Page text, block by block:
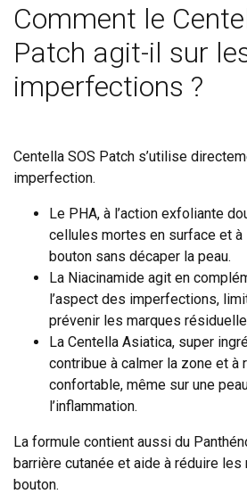
Comment le
Patch agit-il sur
imperfections ?
Centella SOS Patch s’utilise
imperfection.
Le PHA, à l’action exfoliante
cellules mortes en surface et
bouton sans décaper la peau.
La Niacinamide agit en
l’aspect des imperfections,
prévenir les marques
La Centella Asiatica, super
contribue à calmer la zone et à
confortable, même sur une
l’inflammation.
La formule contient aussi du
barrière cutanée et aide à réduire les
bouton.